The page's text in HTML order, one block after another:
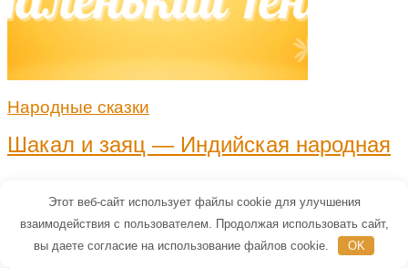
Народные сказки
Шакал и заяц — Индийская народная
Этот веб-сайт использует файлы cookie для улучшения
взаимодействия с пользователем. Продолжая использовать сайт,
вы даете согласие на использование файлов cookie.
OK